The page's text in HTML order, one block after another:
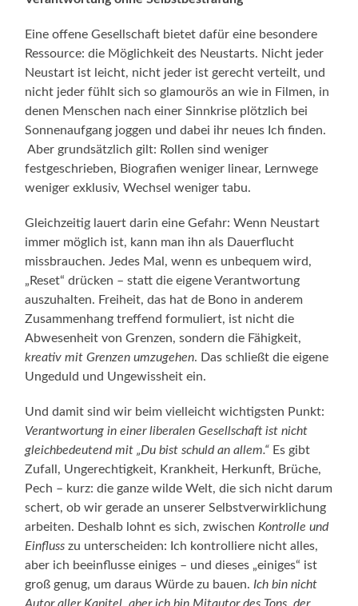
Eine offene Gesellschaft bietet dafür eine besondere
Ressource: die Möglichkeit des Neustarts. Nicht jeder
Neustart ist leicht, nicht jeder ist gerecht verteilt, und
nicht jeder fühlt sich so glamourös an wie in Filmen, in
denen Menschen nach einer Sinnkrise plötzlich bei
Sonnenaufgang joggen und dabei ihr neues Ich finden.
Aber grundsätzlich gilt: Rollen sind weniger
festgeschrieben, Biografien weniger linear, Lernwege
weniger exklusiv, Wechsel weniger tabu.
Gleichzeitig lauert darin eine Gefahr: Wenn Neustart
immer möglich ist, kann man ihn als Dauerflucht
missbrauchen. Jedes Mal, wenn es unbequem wird,
„Reset“ drücken – statt die eigene Verantwortung
auszuhalten. Freiheit, das hat de Bono in anderem
Zusammenhang treffend formuliert, ist nicht die
Abwesenheit von Grenzen, sondern die Fähigkeit,
kreativ mit Grenzen umzugehen. Das schließt die eigene
Ungeduld und Ungewissheit ein.
Und damit sind wir beim vielleicht wichtigsten Punkt:
Verantwortung in einer liberalen Gesellschaft ist nicht
gleichbedeutend mit „Du bist schuld an allem.“ Es gibt
Zufall, Ungerechtigkeit, Krankheit, Herkunft, Brüche,
Pech – kurz: die ganze wilde Welt, die sich nicht darum
schert, ob wir gerade an unserer Selbstverwirklichung
arbeiten. Deshalb lohnt es sich, zwischen Kontrolle und
Einfluss zu unterscheiden: Ich kontrolliere nicht alles,
aber ich beeinflusse einiges – und dieses „einiges“ ist
groß genug, um daraus Würde zu bauen. Ich bin nicht